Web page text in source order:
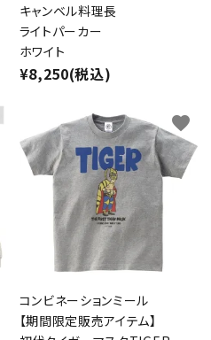
キャンベル料理長
ライトパーカー
ホワイト
¥8,250(税込)
コンビネーションミール
【期間限定販売アイテム】
favorite